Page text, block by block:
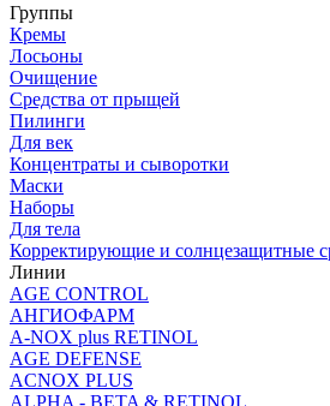
Группы
Кремы
Лосьоны
Очищение
Средства от прыщей
Пилинги
Для век
Концентраты и сыворотки
Маски
Наборы
Для тела
Корректирующие и солнцезащитные
Линии
AGE CONTROL
АНГИОФАРМ
A-NOX plus RETINOL
AGE DEFENSE
ACNOX PLUS
ALPHA - BETA & RETINOL